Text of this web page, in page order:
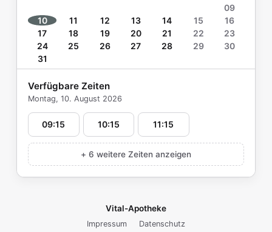
09
10
11 12 13 14 15
16
17
18 19 20 21 22
23
24
25 26 27 28 29
30
31
Verfügbare Zeiten
Montag, 10. August 2026
09:15 10:15 11:15
+ 6 weitere Zeiten anzeigen
Vital-Apotheke
Impressum
Datenschutz